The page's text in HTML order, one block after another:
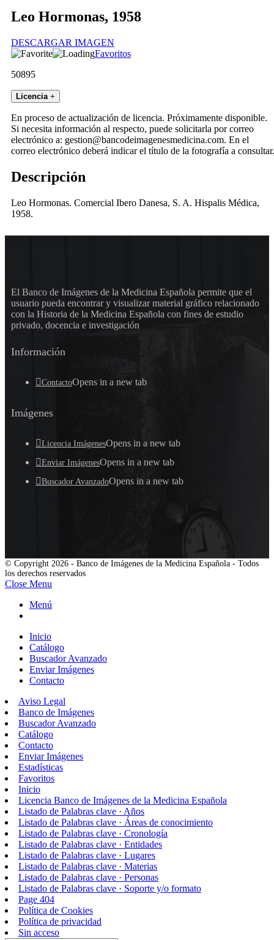
Leo Hormonas, 1958
DESCARGAR IMAGEN
Favoritos
50895
Licencia +
En proceso de actualización de licencia. Próximamente disponible.
Si necesita información al respecto, puede solicitarla por correo
electrónico a: gestion@bancodeimagenesmedicina.com. En el
correo electrónico deberá indicar el título de la fotografía a consultar.
Descripción
Leo Hormonas. Comercial Ibero Danesa, S. A. Hispalis Médica,
1958.
El Banco de Imágenes de la Medicina Española permite que el
usuario pueda encontrar y visualizar material gráfico relacionado
con la Historia de la Medicina Española con fines de estudio
privado, docencia e investigación
Información
ContactoOpens in a new tab
Imágenes
Licencia ImágenesOpens in a new tab
Enviar ImágenesOpens in a new tab
Buscador AvanzadoOpens in a new tab
© Copyright 2026 - Banco de Imágenes de la Medicina Española - Todos
los derechos reservados
Close Menu
Menú
Inicio
Catálogo
Buscador Avanzado
Enviar Imágenes
Contacto
Aviso Legal
Banco de Imágenes
Buscador Avanzado
Catálogo
Contacto
Enviar Imágenes
Estadísticas
Favoritos
Inicio
Licencia Banco de Imágenes de la Medicina Española
Listado de Palabras clave · Años
Listado de Palabras clave · Áreas de conocimiento
Listado de Palabras clave · Cronología
Listado de Palabras clave · Entidades
Listado de Palabras clave · Lugares
Listado de Palabras clave · Materias
Listado de Palabras clave · Personas
Listado de Palabras clave · Soporte y/o formato
Page 404
Política de Cookies
Política de privacidad
Sin acceso